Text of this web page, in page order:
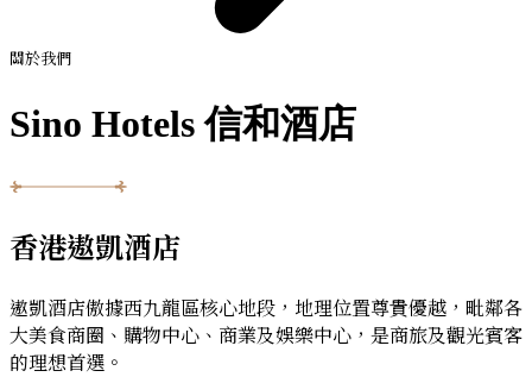
關於我們
Sino Hotels 信和酒店
香港遨凱酒店
遨凱酒店傲據西九龍區核心地段，地理位置尊貴優越，毗鄰各
大美食商圈、購物中心、商業及娛樂中心，是商旅及觀光賓客
的理想首選。